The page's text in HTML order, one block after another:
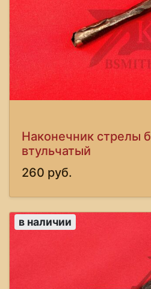
Наконечник стрелы
втульчатый
260 руб.
в наличии